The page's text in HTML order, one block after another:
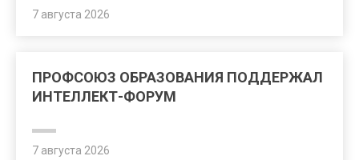
7 августа 2026
ПРОФСОЮЗ ОБРАЗОВАНИЯ ПОДДЕРЖАЛ
ИНТЕЛЛЕКТ-ФОРУМ
7 августа 2026